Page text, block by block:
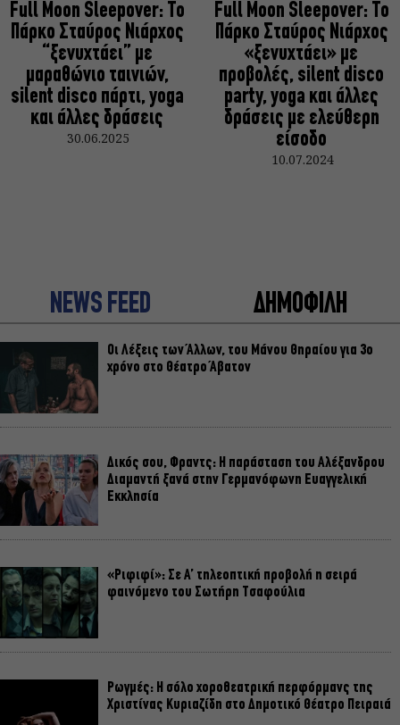
Full Moon Sleepover: Το
Πάρκο Σταύρος Νιάρχος
“ξενυχτάει” με
μαραθώνιο ταινιών,
silent disco πάρτι, yoga
και άλλες δράσεις
30.06.2025
Full Moon Sleepover: To
Πάρκο Σταύρος Νιάρχος
«ξενυχτάει» με
προβολές, silent disco
party, yoga και άλλες
δράσεις με ελεύθερη
είσοδο
10.07.2024
NEWS FEED ΔΗΜΟΦΙΛΗ
Οι Λέξεις των Άλλων, του Μάνου Θηραίου για 3ο
χρόνο στο Θέατρο Άβατον
Δικός σου, Φραντς: Η παράσταση του Αλέξανδρου
Διαμαντή ξανά στην Γερμανόφωνη Ευαγγελική
Εκκλησία
«Ριφιφί»: Σε Α’ τηλεοπτική προβολή η σειρά
φαινόμενο του Σωτήρη Τσαφούλια
Ρωγμές: Η σόλο χοροθεατρική περφόρμανς της
Χριστίνας Κυριαζίδη στο Δημοτικό Θέατρο Πειραιά